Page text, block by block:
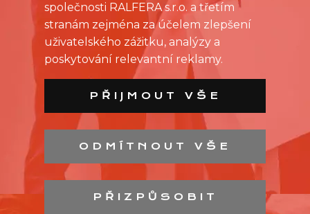
OCHRANA OSOBNÍCH ÚDAJŮ
společnosti RALFERA s.r.o. a třetím
stranám zejména za účelem zlepšení
uživatelského zážitku, analýzy a
poskytování relevantní reklamy.
PŘIJMOUT VŠE
ODMÍTNOUT VŠE
PŘIZPŮSOBIT